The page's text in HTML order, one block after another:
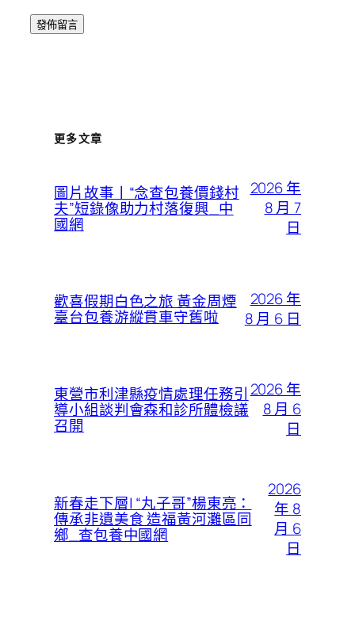
更多文章
圖片故事丨“念查包養價錢村
夫”短錄像助力村落復興_中
國網
2026 年
8 月 7
日
歡喜假期白色之旅 黃金周煙
臺台包養游縱貫車守舊啦
2026 年
8 月 6 日
東營市利津縣疫情處理任務引
導小組談判會森和診所體檢議
召開
2026 年
8 月 6
日
新春走下層| “丸子哥”楊東亮：
傳承非遺美食 造福黃河灘區同
鄉_查包養中國網
2026
年 8
月 6
日